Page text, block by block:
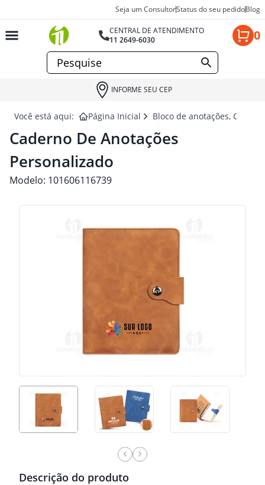
Seja um ConsultorStatus do seu pedidoBlog
CENTRAL DE ATENDIMENTO
11 2649-6030
0
INFORME SEU CEP
Você está aqui: Página Inicial Bloco de anotações,
Caderno De Anotações
Personalizado
Modelo: 101606116739
Descrição do produto